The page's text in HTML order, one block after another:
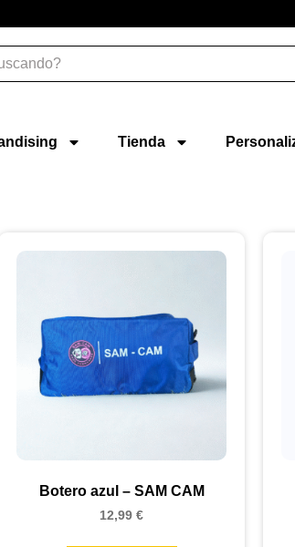
Tienda
Botero azul – SAM CAM
12,99 €